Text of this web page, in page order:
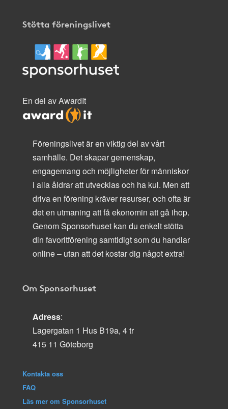
Stötta föreningslivet
En del av AwardIt
Föreningslivet är en viktig del av vårt
samhälle. Det skapar gemenskap,
engagemang och möjligheter för människor
i alla åldrar att utvecklas och ha kul. Men att
driva en förening kräver resurser, och ofta är
det en utmaning att få ekonomin att gå ihop.
Genom Sponsorhuset kan du enkelt stötta
din favoritförening samtidigt som du handlar
online – utan att det kostar dig något extra!
Om Sponsorhuset
Adress:
Lagergatan 1 Hus B19a, 4 tr
415 11 Göteborg
Kontakta oss
FAQ
Läs mer om Sponsorhuset